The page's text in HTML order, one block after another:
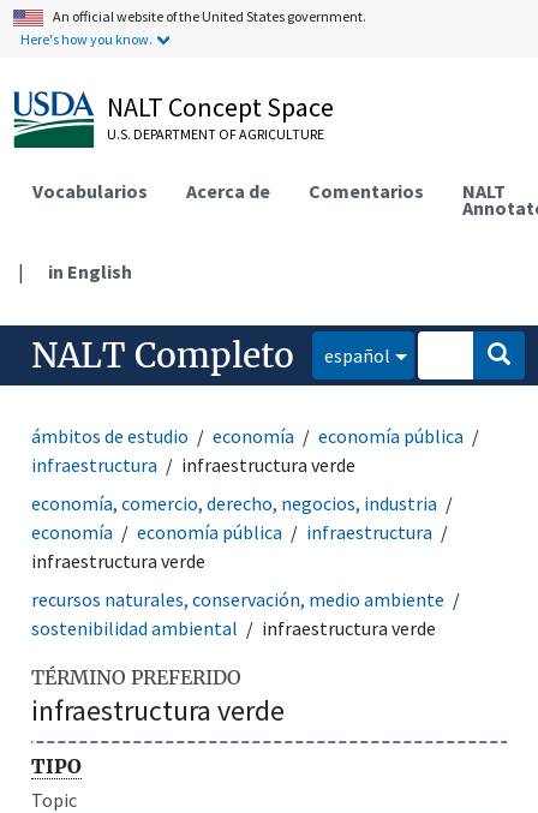
An official website of the United States government.
Here's how you know.
NALT Concept Space
U.S. DEPARTMENT OF AGRICULTURE
Vocabularios Acerca de Comentarios NALT
| in English
NALT Completo español
ámbitos de estudio economía
economía pública
infraestructura
infraestructura verde
economía, comercio, derecho, negocios, industria
economía
economía pública
infraestructura
infraestructura verde
recursos naturales, conservación, medio ambiente
sostenibilidad ambiental
infraestructura verde
TÉRMINO PREFERIDO
infraestructura verde
TIPO
Topic